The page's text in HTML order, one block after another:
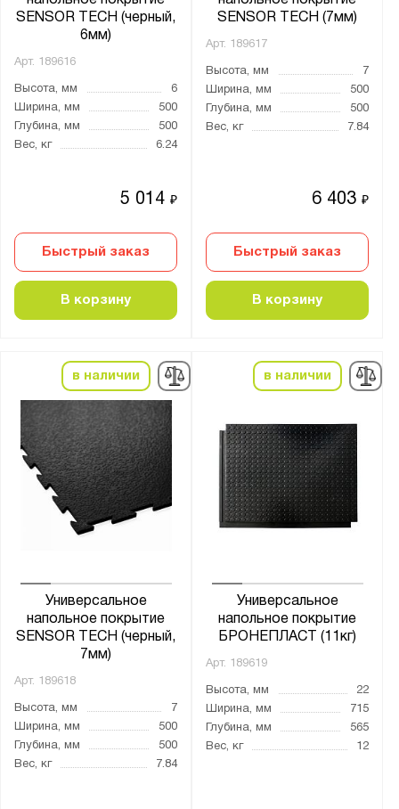
SENSOR TECH (черный,
6мм)
Арт. 189616
Высота, мм
6
Ширина, мм
500
Глубина, мм
500
Вес, кг
6.24
5 014₽
Быстрый заказ
В корзину
SENSOR TECH (7мм)
Арт. 189617
Высота, мм
7
Ширина, мм
500
Глубина, мм
500
Вес, кг
7.84
6 403₽
Быстрый заказ
В корзину
в наличии
Универсальное
напольное покрытие
SENSOR TECH (черный,
7мм)
Арт. 189618
Высота, мм
7
Ширина, мм
500
Глубина, мм
500
Вес, кг
7.84
в наличии
Универсальное
напольное покрытие
БРОНЕПЛАСТ (11кг)
Арт. 189619
Высота, мм
22
Ширина, мм
715
Глубина, мм
565
Вес, кг
12